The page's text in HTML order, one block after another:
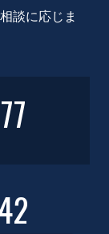
談に応じま